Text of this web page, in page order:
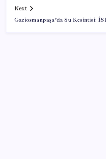
Next
Gaziosmanpaşa’da Su Kesintisi: